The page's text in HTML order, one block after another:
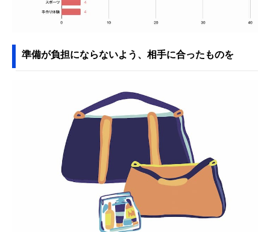
準備が負担にならないよう、相手に合ったものを